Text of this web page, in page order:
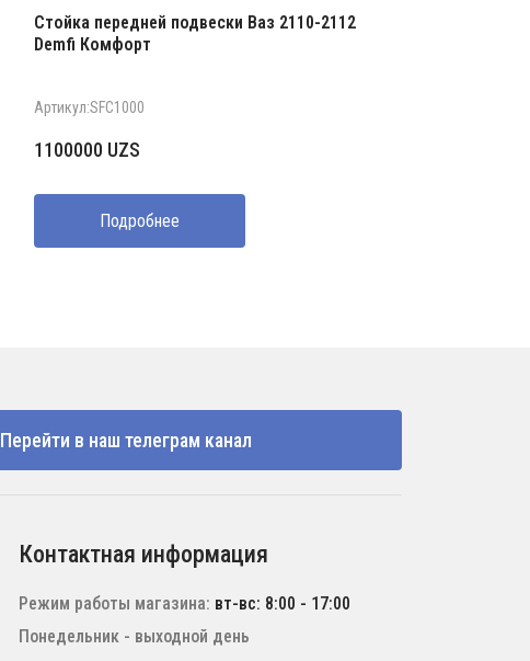
Стойка передней подвески Ваз 2110-2112
Demfi Комфорт
Артикул:SFC1000
1100000 UZS
Подробнее
Перейти в наш телеграм канал
Контактная информация
Режим работы магазина: вт-вс: 8:00 - 17:00
Понедельник - выходной день